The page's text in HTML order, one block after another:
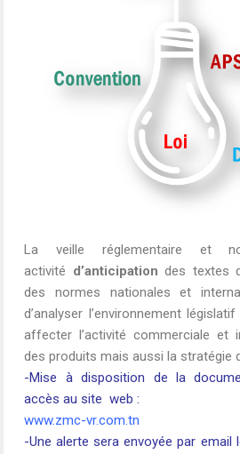
La veille réglementaire et
activité d’anticipation des textes
des normes nationales et
d’analyser l’environnement
affecter l’activité commerciale et
des produits mais aussi la stratégie
-Mise à disposition de la
accès au site web :
www.zmc-vr.com.tn
-Une alerte sera envoyée par email